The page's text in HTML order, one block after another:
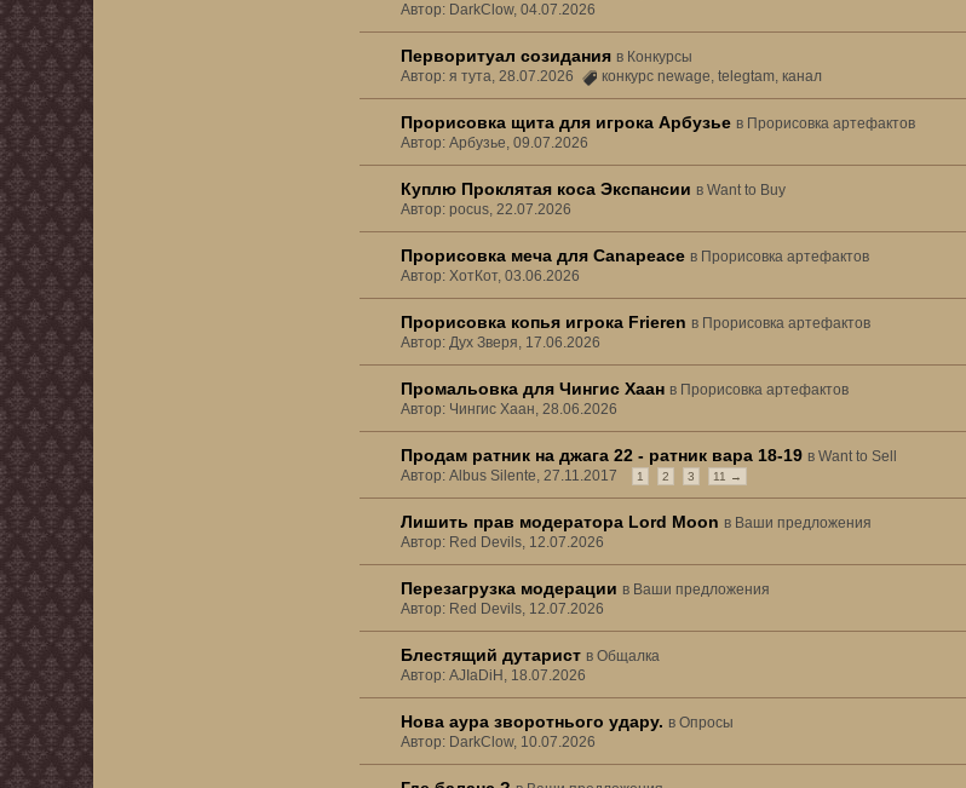
Автор: DarkClow, 04.07.2026
Перворитуал созидания в Конкурсы
Автор: я тута, 28.07.2026
конкурс newage,telegtam, канал
Прорисовка щита для игрока Арбузье в Прорисовка артефактов
Автор: Арбузье, 09.07.2026
Куплю Проклятая коса Экспансии вWant to Buy
Автор: pocus, 22.07.2026
Прорисовка меча для Canapeace в Прорисовка артефактов
Автор: ХотКот, 03.06.2026
Прорисовка копья игрока Frieren в Прорисовка артефактов
Автор: Дух Зверя, 17.06.2026
Промальовка для Чингис Хаан в Прорисовка артефактов
Автор: Чингис Хаан, 28.06.2026
Продам ратник на джага 22 - ратник вара 18-19 вWant to Sell
Автор: Albus Silente, 27.11.2017
1 2 3 11 →
Лишить прав модератора Lord Moon в Ваши предложения
Автор: Red Devils, 12.07.2026
Перезагрузка модерации в Ваши предложения
Автор: Red Devils, 12.07.2026
Блестящий дутарист вОбщалка
Автор: AJIaDiH, 18.07.2026
Нова аура зворотнього удару. вОпросы
Автор: DarkClow, 10.07.2026